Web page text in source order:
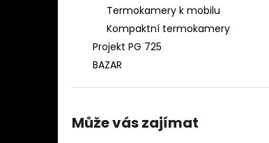
Termokamery k mobilu
Kompaktní termokamery
Projekt PG 725
BAZAR
Může vás zajímat